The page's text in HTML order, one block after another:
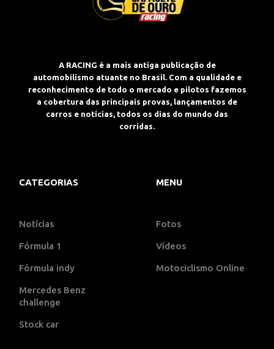
A RACING é a mais antiga publicação de
automobilismo atuante no Brasil. Com a qualidade e
reconhecimento de todo o mercado e pilotos fazemos
a cobertura das principais provas, lançamentos de
carros e notícias, todos os dias do mundo das
corridas.
CATEGORIAS
Notícias
Fórmula 1
Fórmula indy
Mercedes Benz
challenge
Stock car
MENU
Fotos
Vídeos
Motociclismo Online